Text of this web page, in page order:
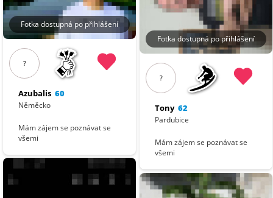
Fotka dostupná po přihlášení
?
Azubalis 60
Něměcko
Mám zájem se poznávat se
všemi
Fotka dostupná po přihlášení
?
Tony 62
Pardubice
Mám zájem se poznávat se
všemi